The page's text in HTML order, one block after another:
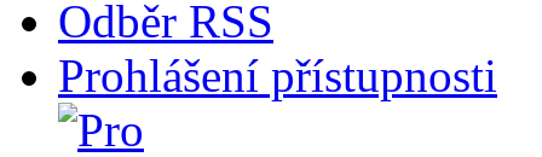
Odběr RSS
Prohlášení přístupnosti